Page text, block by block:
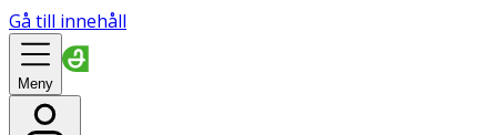
Gå till innehåll
Meny